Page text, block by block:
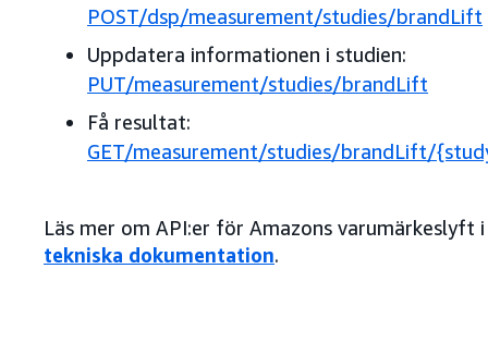
POST/dsp/measurement/studies/brandLift
Uppdatera informationen i studien:
PUT/measurement/studies/brandLift
Få resultat:
GET/measurement/studies/brandLift/
Läs mer om API:er för Amazons varumärkeslyft
tekniska dokumentation.